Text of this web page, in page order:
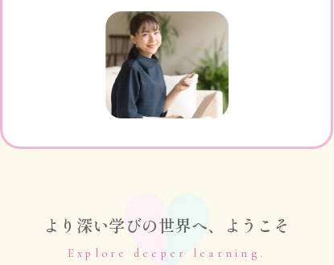
より深い学びの世界へ、ようこそ
Explore deeper learning.